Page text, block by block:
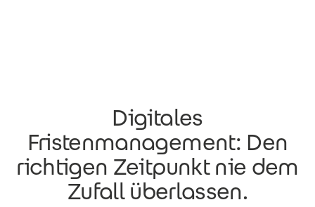
Digitales
Fristenmanagement: Den
richtigen Zeitpunkt nie dem
Zufall überlassen.